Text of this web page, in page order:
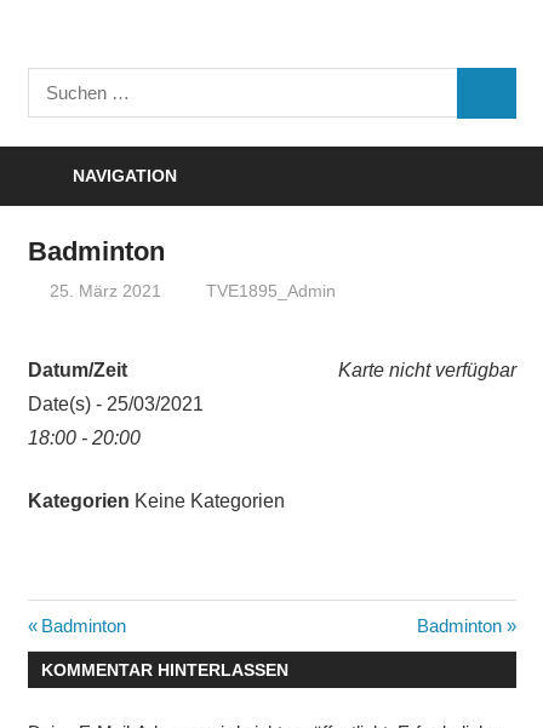
Turnverein
"Frisch
Suchen
nach:
NAVIGATION
Badminton
25. März 2021 TVE1895_Admin
Karte nicht verfügbar
Datum/Zeit
Date(s) - 25/03/2021
18:00 - 20:00
Kategorien Keine Kategorien
Beitragsnavigation
Vorheriger
Beitrag:
Badminton
Nächster
Beitrag:
Badminton
KOMMENTAR HINTERLASSEN